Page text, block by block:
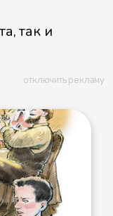
так и
отключить рекламу